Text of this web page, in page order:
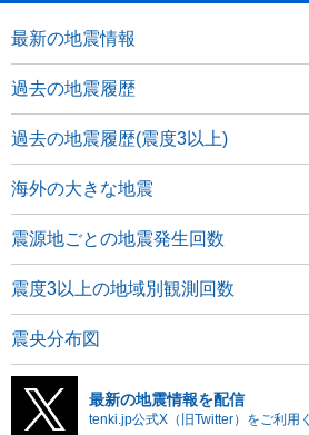
最新の地震情報
過去の地震履歴
過去の地震履歴(震度3以上)
海外の大きな地震
震源地ごとの地震発生回数
震度3以上の地域別観測回数
震央分布図
最新の地震情報を配信
tenki.jp公式X（旧Twitter）をご利用